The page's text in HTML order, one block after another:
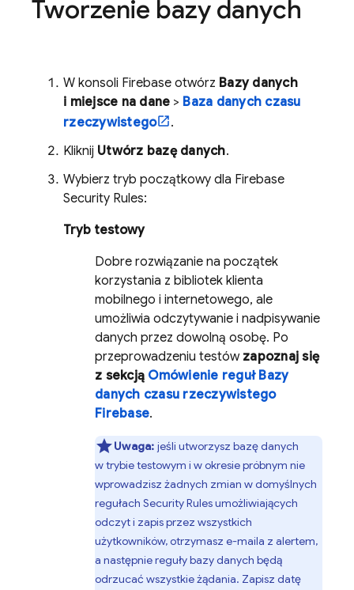
Tworzenie bazy danych
W konsoli Firebase otwórz Bazy danych
i miejsce na dane > Baza danych czasu
rzeczywistego
.
Kliknij Utwórz bazę danych.
Wybierz tryb początkowy dla Firebase
Security Rules:
Tryb testowy
Dobre rozwiązanie na początek
korzystania z bibliotek klienta
mobilnego i internetowego, ale
umożliwia odczytywanie i nadpisywanie
danych przez dowolną osobę. Po
przeprowadzeniu testów zapoznaj się
z sekcją Omówienie reguł Bazy
danych czasu rzeczywistego
Firebase.
Uwaga: jeśli utworzysz bazę danych
w trybie testowym i w okresie próbnym nie
wprowadzisz żadnych zmian w domyślnych
regułach Security Rulesumożliwiających
odczyt i zapis przez wszystkich
użytkowników, otrzymasz e-maila z alertem,
a następnie reguły bazy danych będą
odrzucać wszystkie żądania. Zapisz datę